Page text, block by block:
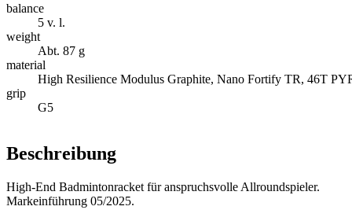
balance
5 v. l.
weight
Abt. 87 g
material
High Resilience Modulus Graphite, Nano Fortify TR, 46T
grip
G5
Beschreibung
High-End Badmintonracket für anspruchsvolle Allroundspieler.
Markeinführung 05/2025.